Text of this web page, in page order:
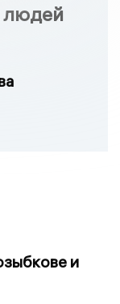
людей
и